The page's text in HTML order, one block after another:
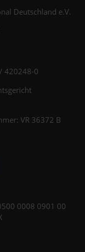
Deutschland e.V.
420248-0
VR 36372 B
0008 0901 00